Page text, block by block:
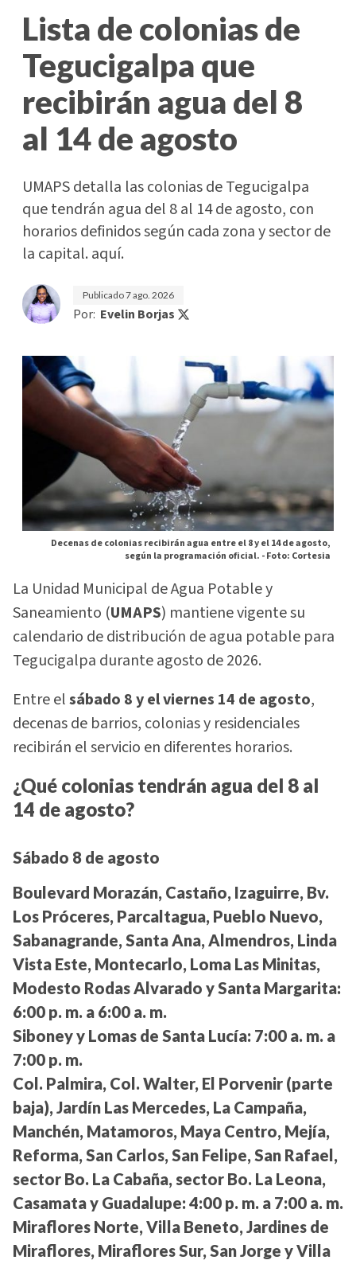
Lista de colonias de
Tegucigalpa que
recibirán agua del 8
al 14 de agosto
UMAPS detalla las colonias de Tegucigalpa
que tendrán agua del 8 al 14 de agosto, con
horarios definidos según cada zona y sector de
la capital. aquí.
Publicado7 ago. 2026
Por: Evelin Borjas
Decenas de colonias recibirán agua entre el 8 y el 14 de agosto,
según la programación oficial. -Foto: Cortesia
La Unidad Municipal de Agua Potable y
Saneamiento (UMAPS) mantiene vigente su
calendario de distribución de agua potable para
Tegucigalpa durante agosto de 2026.
Entre elsábado 8 y el viernes 14 de agosto,
decenas de barrios, colonias y residenciales
recibirán el servicio en diferentes horarios.
¿Qué colonias tendrán agua del 8 al
14 de agosto?
Sábado 8 de agosto
Boulevard Morazán, Castaño, Izaguirre, Bv.
Los Próceres, Parcaltagua, Pueblo Nuevo,
Sabanagrande, Santa Ana, Almendros, Linda
Vista Este, Montecarlo, Loma Las Minitas,
Modesto Rodas Alvarado y Santa Margarita:
6:00 p. m. a 6:00 a. m.
Siboney y Lomas de Santa Lucía: 7:00 a. m. a
7:00 p. m.
Col. Palmira, Col. Walter, El Porvenir (parte
baja), Jardín Las Mercedes, La Campaña,
Manchén, Matamoros, Maya Centro, Mejía,
Reforma, San Carlos, San Felipe, San Rafael,
sector Bo. La Cabaña, sector Bo. La Leona,
Casamata y Guadalupe: 4:00 p. m. a 7:00 a. m.
Miraflores Norte, Villa Beneto, Jardines de
Miraflores, Miraflores Sur, San Jorge y Villa